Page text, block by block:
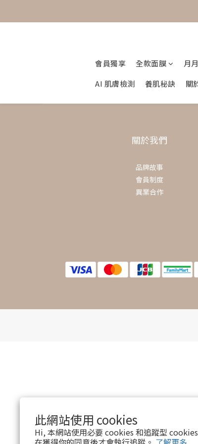
此網站使用 cookies
Hi, 本網站使用必要 cookies 和追蹤型
會員獨享 全款面膜 月
AI 肌膚檢測
養肌秘訣 關
關於我們
品牌故事
會員制度
異業合作